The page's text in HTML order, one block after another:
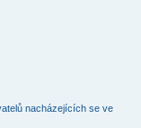
nacházejících se ve